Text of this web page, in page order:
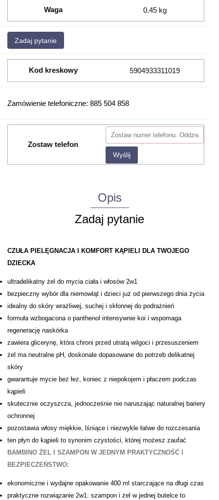
Waga 0.45 kg
Zadaj pytanie
Kod kreskowy 5904933311019
Zamówienie telefoniczne: 885 504 858
Zostaw telefon
Wyślij
Opis
Zadaj pytanie
CZUŁA PIELĘGNACJA I KOMFORT KĄPIELI DLA TWOJEGO
DZIECKA
ultradelikatny żel do mycia ciała i włosów 2w1
bezpieczny wybór dla niemowląt i dzieci już od pierwszego dnia życia
idealny do skóry wrażliwej, suchej i skłonnej do podrażnień
formuła wzbogacona o panthenol intensywnie koi i wspomaga
regenerację naskórka
zawiera glicerynę, która chroni przed utratą wilgoci i przesuszeniem
żel ma neutralne pH, doskonale dopasowane do potrzeb delikatnej
skóry
gwarantuje mycie bez łez, koniec z niepokojem i płaczem podczas
kąpieli
skutecznie oczyszcza, jednocześnie nie naruszając naturalnej bariery
ochronnej
pozostawia włosy miękkie, lśniące i niezwykle łatwe do rozczesania
ten płyn do kąpieli to synonim czystości, której możesz zaufać
BAMBINO ŻEL I SZAMPON W JEDNYM PRAKTYCZNOŚĆ I
BEZPIECZEŃSTWO:
ekonomiczne i wydajne opakowanie 400 ml starczające na długi czas
praktyczne rozwiązanie 2w1: szampon i żel w jednej butelce to